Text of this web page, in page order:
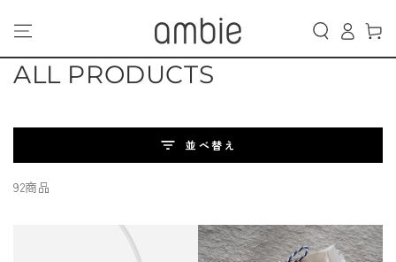
プする
イ
ー
ト
コ
ク
シ
ョ
ALL PRODUCTS
並べ替え
92商品